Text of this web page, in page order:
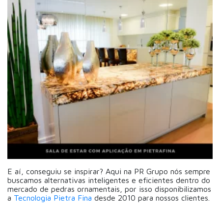
E aí, conseguiu se inspirar? Aqui na PR Grupo nós sempre
buscamos alternativas inteligentes e eficientes dentro do
mercado de pedras ornamentais, por isso disponibilizamos
a Tecnologia Pietra Fina desde 2010 para nossos clientes.